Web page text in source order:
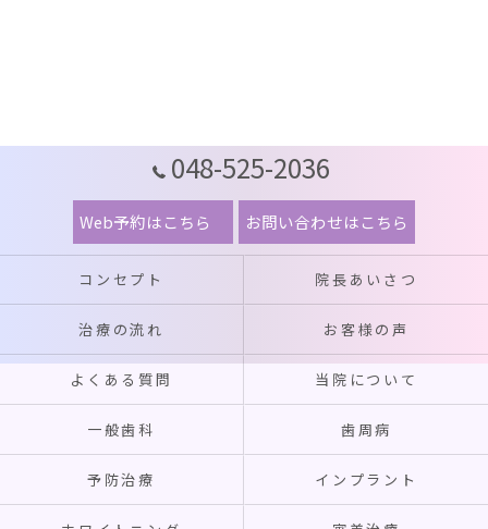
048-525-2036
Web予約はこちら お問い合わせはこちら
コンセプト 院長あいさつ
治療の流れ お客様の声
よくある質問 当院について
一般歯科 歯周病
予防治療 インプラント